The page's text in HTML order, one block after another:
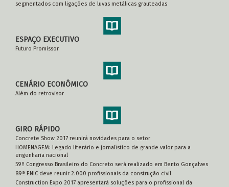
segmentados com ligações de luvas metálicas grauteadas
ESPAÇO EXECUTIVO
Futuro Promissor
CENÁRIO ECONÔMICO
Além do retrovisor
GIRO RÁPIDO
Concrete Show 2017 reunirá novidades para o setor
HOMENAGEM: Legado literário e jornalístico de grande valor para a
engenharia nacional
59º Congresso Brasileiro do Concreto será realizado em Bento Gonçalves
89ª ENIC deve reunir 2.000 profissionais da construção civil
Construction Expo 2017 apresentará soluções para o profissional da